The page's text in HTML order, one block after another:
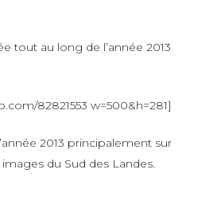
tout au long de l’année 2013
82821553 w=500&h=281]
2013 principalement sur
du Sud des Landes.